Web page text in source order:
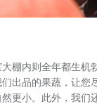
棚内则全年都生机
出品的果蔬，让您
更小。此外，我们